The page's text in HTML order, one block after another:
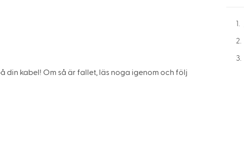
din kabel! Om så är fallet, läs noga igenom och följ